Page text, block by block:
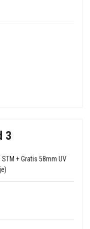
3
+ Gratis 58mm UV